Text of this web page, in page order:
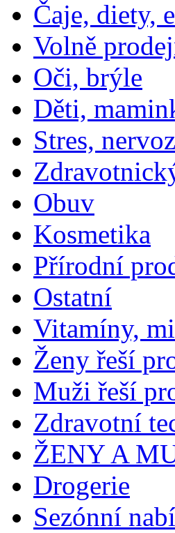
Čaje, diety,
Volně
Oči, brýle
Děti,
Stres,
Obuv
Kosmetika
Přírodní
Ostatní
Vitamíny,
Ženy řeší
Muži řeší
Zdravotní
ŽENY A
Drogerie
Sezónní